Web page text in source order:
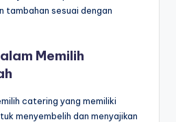
tambahan sesuai dengan
Memilih
catering yang memiliki
menyembelih dan menyajikan